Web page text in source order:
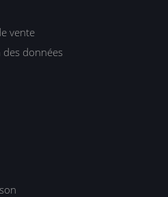
vente
données